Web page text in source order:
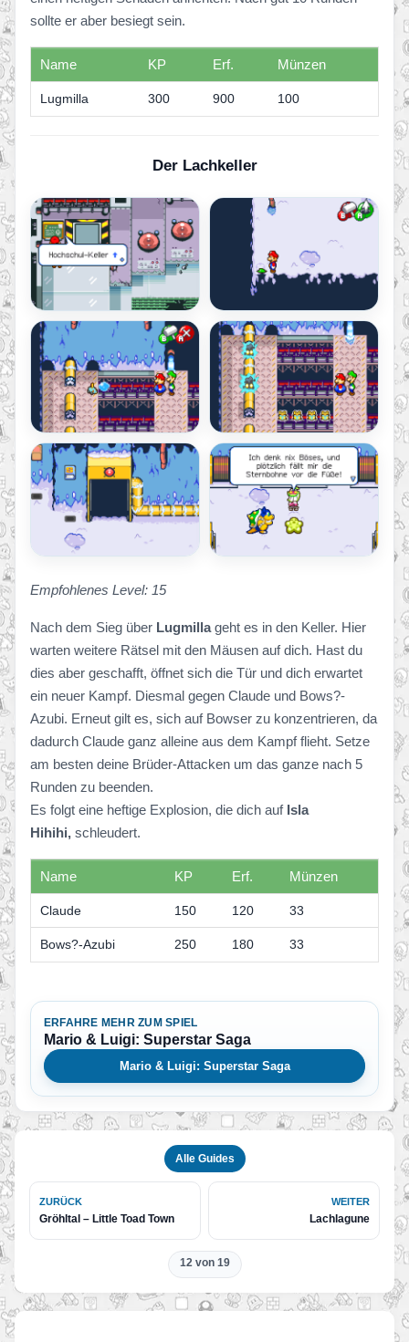
sollte er aber besiegt sein.
Name KP Erf. Münzen
Lugmilla 300 900 100
Der Lachkeller
Empfohlenes Level: 15
Nach dem Sieg über Lugmillageht es in den Keller. Hier
warten weitere Rätsel mit den Mäusen auf dich. Hast du
dies aber geschafft, öffnet sich die Tür und dich erwartet
ein neuer Kampf. Diesmal gegen Claude und Bows?-
Azubi. Erneut gilt es, sich auf Bowser zu konzentrieren, da
dadurch Claude ganz alleine aus dem Kampf flieht. Setze
am besten deine Brüder-Attacken um das ganze nach 5
Runden zu beenden.
Es folgt eine heftige Explosion, die dich auf Isla
Hihihi, schleudert.
Name KP Erf. Münzen
Claude 150 120 33
Bows?-Azubi 250 180 33
ERFAHRE MEHR ZUM SPIEL
Mario & Luigi: Superstar Saga
Mario & Luigi: Superstar Saga
Alle Guides
ZURÜCK
Gröhltal – Little Toad Town
WEITER
Lachlagune
12 von 19